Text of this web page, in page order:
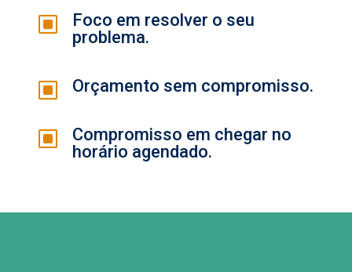
W
Foco em resolver o seu
problema.
W Orçamento sem compromisso.
W
Compromisso em chegar no
horário agendado.